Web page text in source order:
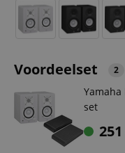
Voordeelset 2
Yamaha
set
251